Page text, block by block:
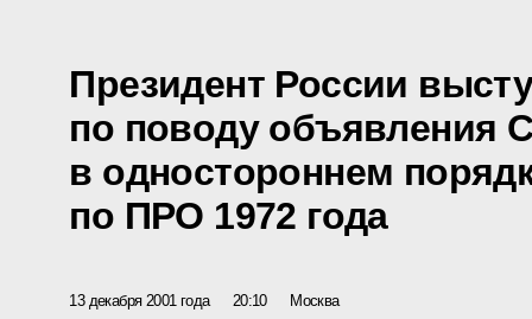
Президент России
по поводу объявления
в одностороннем
по ПРО 1972 года
13 декабря 2001 года 20:10 Москва